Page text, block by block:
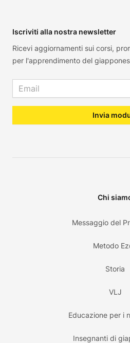
Iscriviti alla nostra newsletter
Ricevi aggiornamenti sui corsi,
per l'apprendimento del
Email address
Invia
Chi
Messaggio del
Metodo
Storia
VLJ
Educazione per i
Insegnanti di